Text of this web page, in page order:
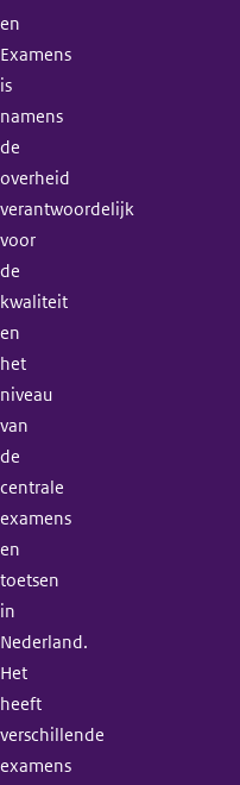
en
Examens
is
namens
de
overheid
verantwoordelijk
voor
de
kwaliteit
en
het
niveau
van
de
centrale
examens
en
toetsen
in
Nederland.
Het
heeft
verschillende
examens